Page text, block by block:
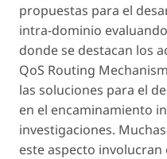
propuestas para el
intra-dominio
donde se destacan los
QoS Routing
las soluciones para el
en el encaminamiento
investigaciones.
este aspecto